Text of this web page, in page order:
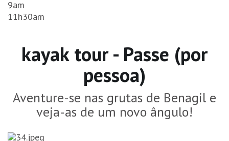
9am
11h30am
kayak tour - Passe (por
pessoa)
Aventure-se nas grutas de Benagil e
veja-as de um novo ângulo!